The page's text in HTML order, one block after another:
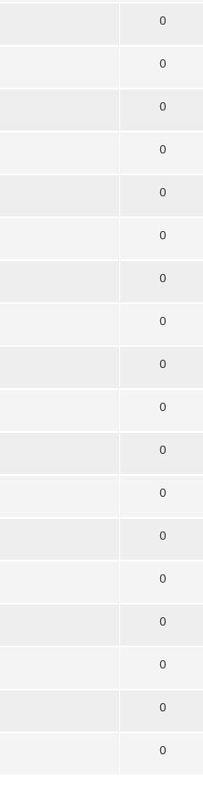
0
0
0
0
0
0
0
0
0
0
0
0
0
0
0
0
0
0